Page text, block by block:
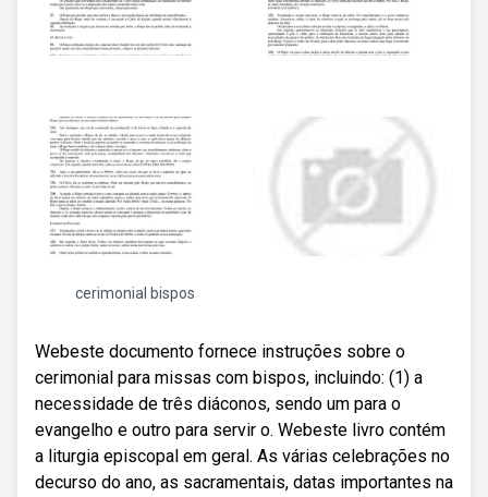
cerimonial bispos
Webeste documento fornece instruções sobre o
cerimonial para missas com bispos, incluindo: (1) a
necessidade de três diáconos, sendo um para o
evangelho e outro para servir o. Webeste livro contém
a liturgia episcopal em geral. As várias celebrações no
decurso do ano, as sacramentais, datas importantes na